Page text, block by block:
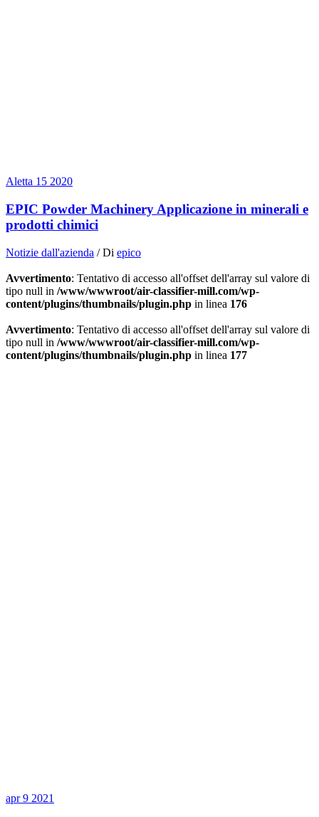
Aletta 15 2020
EPIC Powder Machinery Applicazione in minerali e
prodotti chimici
Notizie dall'azienda / Di epico
Avvertimento: Tentativo di accesso all'offset dell'array sul valore di
tipo null in /www/wwwroot/air-classifier-mill.com/wp-
content/plugins/thumbnails/plugin.php in linea 176
Avvertimento: Tentativo di accesso all'offset dell'array sul valore di
tipo null in /www/wwwroot/air-classifier-mill.com/wp-
content/plugins/thumbnails/plugin.php in linea 177
apr 9 2021